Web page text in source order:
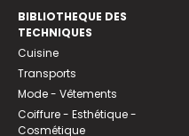
Des étudiants dont
seuil défini par
directement dans
choisie. Les autres
admis après des
fonction des
BIBLIOTHEQUE DES
TECHNIQUES
Cuisine
Transports
Mode - Vêtements
Coiffure - Esthétique -
Cosmétique